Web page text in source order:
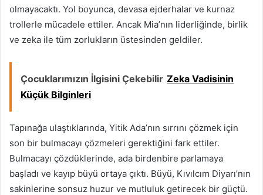
olmayacaktı. Yol boyunca, devasa ejderhalar ve kurnaz
trollerle mücadele ettiler. Ancak Mia’nın liderliğinde, birlik
ve zeka ile tüm zorlukların üstesinden geldiler.
Çocuklarımızın İlgisini Çekebilir Zeka Vadisinin
Küçük Bilginleri
Tapınağa ulaştıklarında, Yitik Ada’nın sırrını çözmek için
son bir bulmacayı çözmeleri gerektiğini fark ettiler.
Bulmacayı çözdüklerinde, ada birdenbire parlamaya
başladı ve kayıp büyü ortaya çıktı. Büyü, Kıvılcım Diyarı’nın
sakinlerine sonsuz huzur ve mutluluk getirecek bir güçtü.